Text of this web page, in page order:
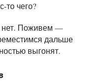
то чего?
нет. Поживем —
дальше
выгонят.